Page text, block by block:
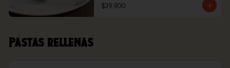
$39.900
Pastas rellenas